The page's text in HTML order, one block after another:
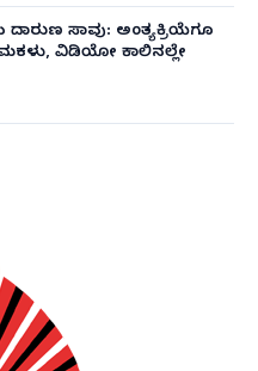
ದಾರುಣ ಸಾವು: ಅಂತ್ಯಕ್ರಿಯೆಗೂ
ವಿಡಿಯೋ ಕಾಲಿನಲ್ಲೇ